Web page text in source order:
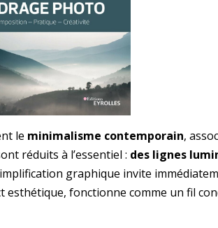
le minimalisme contemporain,
réduits à l’essentiel : des lignes
graphique invite
esthétique, fonctionne comme un fil